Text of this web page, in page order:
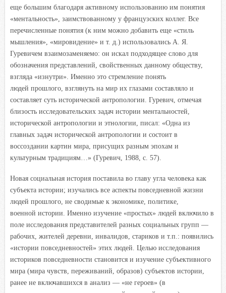
еще большим благодаря активному использованию им понятия
«ментальность», заимствованному у французских коллег. Все
перечисленные понятия (к ним можно добавить еще «стиль
мышления», «мировидение» и т. д.) использовались А. Я.
Гуревичем взаимозаменяемо: он искал подходящее слово для
обозначения представлений, свойственных данному обществу,
взгляда «изнутри». Именно это стремление понять
людей прошлого, взглянуть на мир их глазами составляло и
составляет суть исторической антропологии. Гуревич, отмечая
близость исследовательских задач истории ментальностей,
исторической антропологии и этнологии, писал: «Одна из
главных задач исторической антропологии и состоит в
воссоздании картин мира, присущих разным эпохам и
культурным традициям…» (Гуревич, 1988, с. 57).
Новая социальная история поставила во главу угла человека как
субъекта истории; изучались все аспекты повседневной жизни
людей прошлого, не сводимые к экономике, политике,
военной истории. Именно изучение «простых» людей включило в
поле исследования представителей разных социальных групп —
рабочих, жителей деревни, инвалидов, стариков и т.п.: появились
«истории повседневностей» этих людей. Целью исследования
историков повседневности становится и изучение субъективного
мира (мира чувств, переживаний, образов) субъектов истории,
ранее не включавшихся в анализ — «не героев» (в